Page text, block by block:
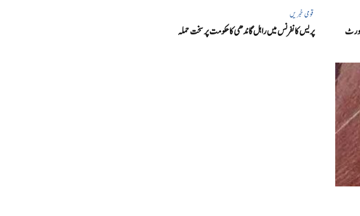
قومی خبریں
پریس کانفرنس میں راہل گاندھی کا حکومت پر سخت حملہ